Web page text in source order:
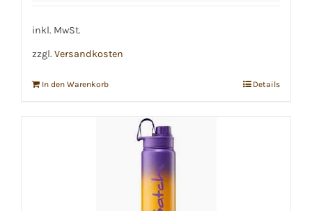
inkl. MwSt.
zzgl. Versandkosten
In den Warenkorb Details